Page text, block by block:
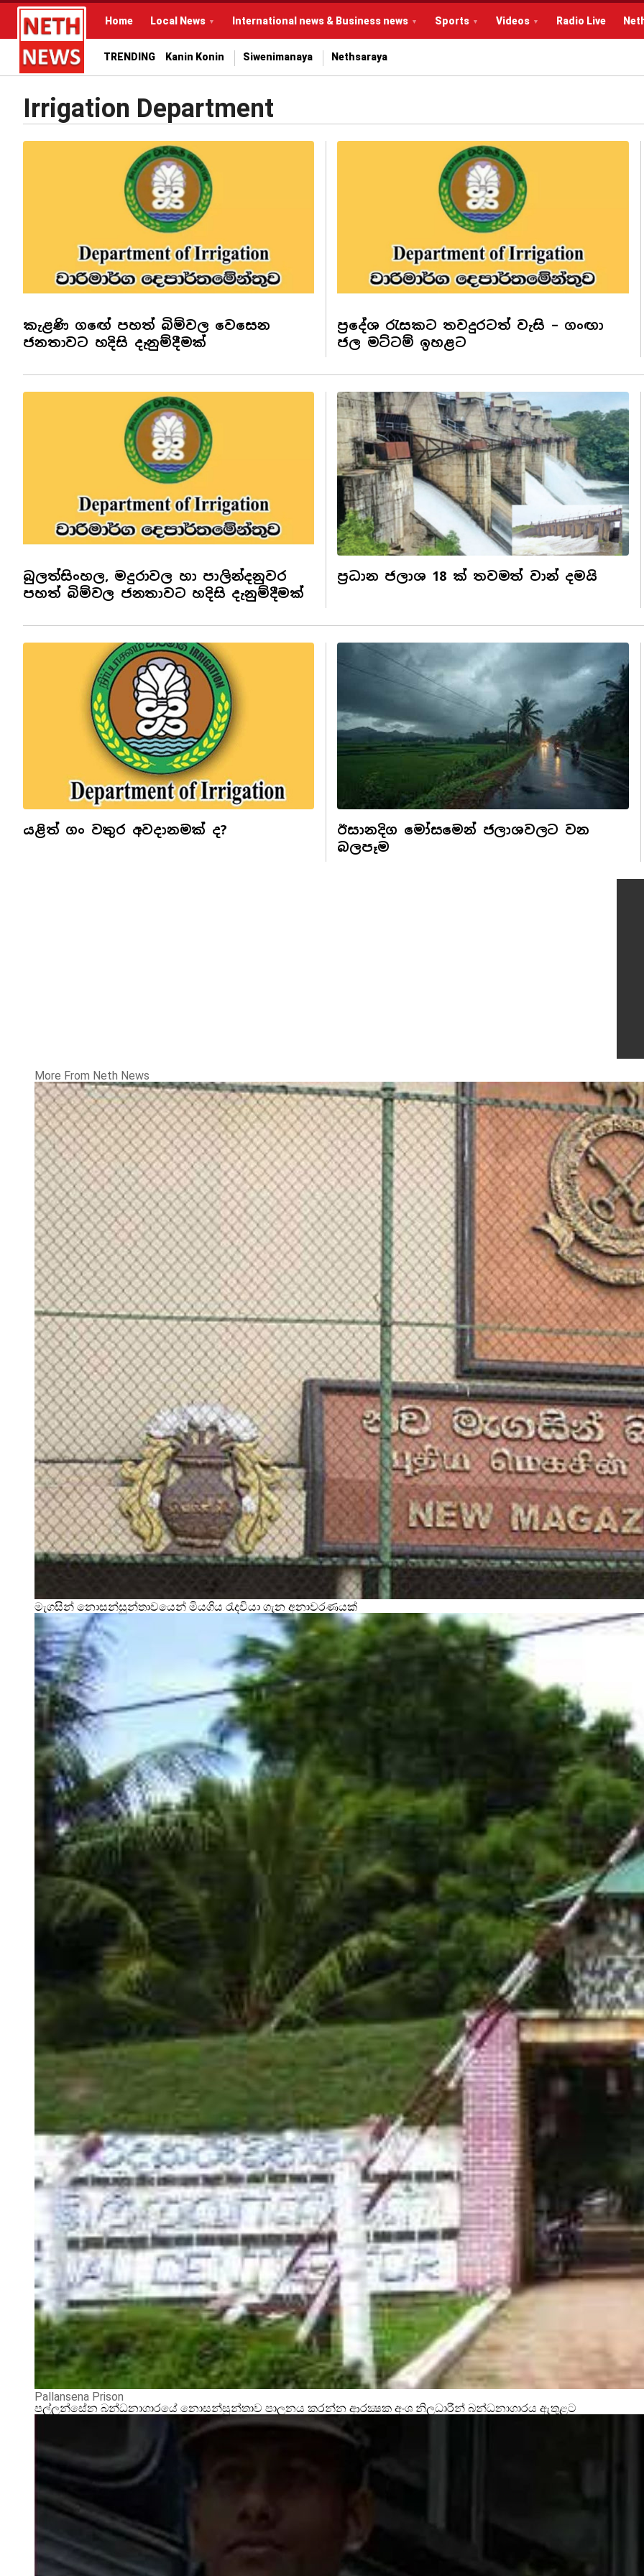
Home Local News International news & Business news Sports Videos Radio Live
TRENDING Kanin Konin Siwenimanaya Nethsaraya
Irrigation Department
කැළණි ගඟේ පහත් බිම්වල වෙසෙන
ජනතාවට හදිසි දැනුම්දීමක්
ප්‍රදේශ රැසකට තවදුරටත් වැසි – ගංඟා
ජල මට්ටම් ඉහළට
බුලත්සිංහල, මදුරාවල හා පාලින්දනුවර
පහත් බිම්වල ජනතාවට හදිසි දැනුම්දීමක්
ප්‍රධාන ජලාශ 18 ක් තවමත් වාන් දමයි
යළිත් ගං වතුර අවදානමක් ද?
ඊසානදිග මෝසමෙන් ජලාශවලට වන
බලපෑම
More From Neth News
මැගසින් නොසන්සුන්තාවයෙන් මියගිය රැදවියා ගැන අනාවරණයක්
Pallansena Prison
පල්ලන්සේන බන්ධනාගාරයේ නොසන්සුන්තාව පාලනය කරන්න ආරක්‍ෂක අංශ නිලධාරීන් බන්ධනාගාරය ඇතුළට